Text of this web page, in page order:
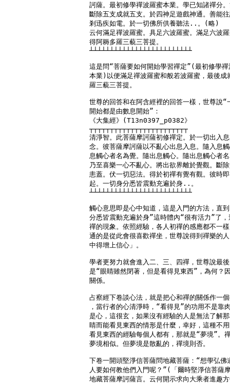
訶薩。最初修學禪波羅蜜本業。學已知諸禪分
斷除五支成就五支。於四神足遊戲神通。善能
剎迅疾如電。於一切佛所供養聽法..。(略)
云何滿足禪波羅蜜。具足六波羅蜜。滿足六波
得阿耨多羅三藐三菩提。
┴┴┴┴┴┴┴┴┴┴┴┴┴┴┴┴┴┴┴┴┴┴┴┴┴
這是問“菩薩要如何開始學習禪定”(最初修學禪
本業)以便滿足禪波羅蜜和般若波羅蜜，最後成
羅三藐三菩提。
世尊的回答和在阿含經裡的回答一樣，世尊說“
開始都是由數息開始”：
《大集經》(T13n0397_p0382》
┬┬┬┬┬┬┬┬┬┬┬┬┬┬┬┬┬┬┬┬┬┬┬┬
清淨智。此菩薩摩訶薩初修禪定。於一切出入
念。彼菩薩摩訶薩以不亂心出息入息。隨入息
息觸心者名為覺。隨出息觸心。隨出息觸心者
乃至喜樂一心不亂心。將出欲界離於覺觀。斷
恚蓋。伏一切惡法。得於初禪有覺有觀。彼時
起。一切身分悉皆震動充遍於身..。
┴┴┴┴┴┴┴┴┴┴┴┴┴┴┴┴┴┴┴┴┴┴┴┴┴
觸心意思即是心中知道，這是入門的方法，直
分悉皆震動充遍於身”這時體內“很有活力”了，
禪的現象。依照經驗，各人初禪的感應都不一
通的是從此會很喜歡禪坐，世尊說得到禪樂的
中得增上信心」。
學者更努力就會進入二、三、四禪，世尊說最
是“眼睛雖然閉著，但是看得見東西”，為何？
關係。
占察經下卷談心法，就是把心和禪的關係作一
，當行者的心清淨時，“看得見”的功用不是靠
是心，這很玄，如果沒有經驗的人是無法了解
睛而能看見東西的情形是什麼，幸好，這種不
看見東西的經驗每個人都有，那就是“夢境”。
夢境相似。但夢境是散亂的，禪境則否。
下卷一開頭堅淨信菩薩問地藏菩薩：“想學弘佛
人要如何教他們入門呢？”(「爾時堅淨信菩薩
地藏菩薩摩訶薩言。云何開示求向大乘者進趣